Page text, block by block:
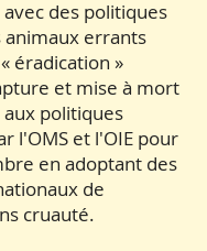
des politiques
animaux errants
éradication »
et mise à mort
politiques
l'OMS et l'OIE pour
en adoptant des
de
cruauté.